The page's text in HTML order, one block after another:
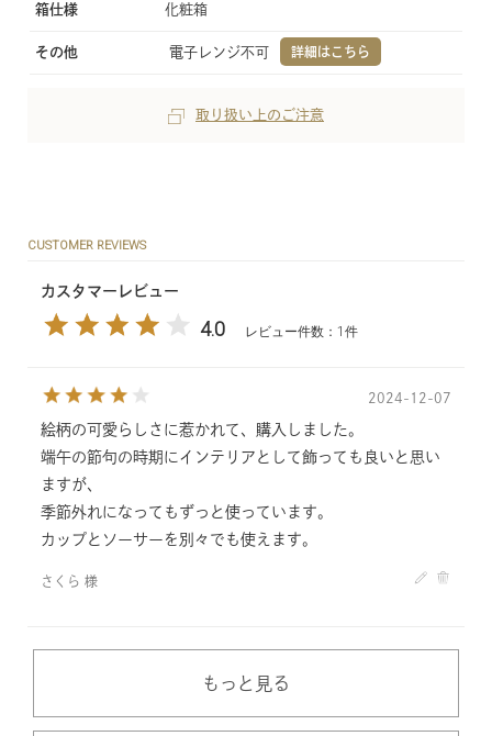
箱仕様 化粧箱
その他 電子レンジ不可 詳細はこちら
取り扱い上のご注意
CUSTOMER REVIEWS
カスタマーレビュー
4.0 レビュー件数：1件
2024-12-07
絵柄の可愛らしさに惹かれて、購入しました。
端午の節句の時期にインテリアとして飾っても良いと思い
ますが、
季節外れになってもずっと使っています。
カップとソーサーを別々でも使えます。
さくら 様
もっと見る